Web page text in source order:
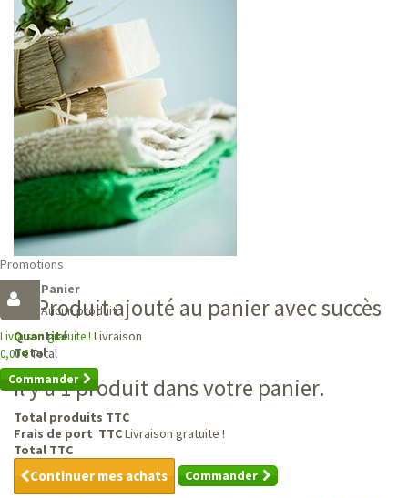
Promotions
Panier
Aucun produit
Livraison gratuite ! Livraison
0,00 €Total
Commander
Produit ajouté au panier avec succès
Quantité
Total
Il y a 1 produit dans votre panier.
Total produits TTC
Frais de port TTCLivraison gratuite !
Total TTC
Continuer mes achats Commander